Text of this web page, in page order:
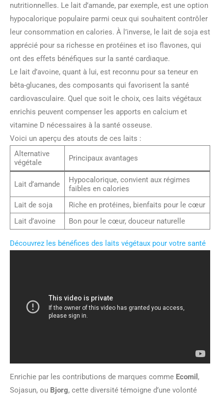
nutritionnelles. Le lait d’amande, par exemple, est une option
hypocalorique populaire parmi ceux qui souhaitent contrôler
leur consommation en calories. À l’inverse, le lait de soja est
apprécié pour sa richesse en protéines et iso flavones, qui
ont des effets bénéfiques sur la santé cardiaque.
Le lait d’avoine, quant à lui, est reconnu pour sa teneur en
bêta-glucanes, des composants qui favorisent la santé
cardiovasculaire. Quel que soit le choix, ces laits végétaux
enrichis peuvent compenser les apports en calcium et
vitamine D nécessaires à la santé osseuse.
Voici un aperçu des atouts de ces laits :
Alternative
végétale
Principaux avantages
Lait d’amande
Hypocalorique, convient aux régimes
faibles en calories
Lait de soja
Riche en protéines, bienfaits pour le cœur
Lait d’avoine
Bon pour le cœur, douceur naturelle
Découvrez les bénéfices des laits végétaux pour votre santé
Enrichie par les contributions de marques comme Ecomil ,
Sojasun, ou Bjorg, cette diversité témoigne d’une volonté